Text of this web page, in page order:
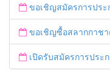
ขอเชิญสมัครการประกวดแข่งขัน
ขอเชิญซื้อสลากกาชาดการกุศล
เปิดรับสมัครการประกวด